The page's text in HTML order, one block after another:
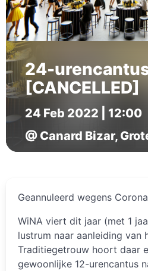
24-
[CANCELLED]
24 Feb 2022 | 12:00
@ Canard Bizar,
Geannuleerd wegens
WiNA viert dit jaar (met 1
lustrum naar aanleiding van
Traditiegetrouw hoort daar
gewoonlijke 12-urencantus